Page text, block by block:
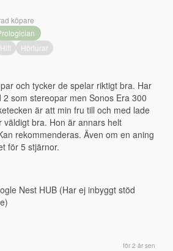
köpare
Hifi Hörlurar
och tycker de spelar riktigt bra. Har
som stereopar men Sonos Era 300
är att min fru till och med lade
väldigt bra. Hon är annars helt
rekommenderas. Även om en aning
för 5 stjärnor.
Nest HUB (Har ej inbyggt stöd
för 2 år sen